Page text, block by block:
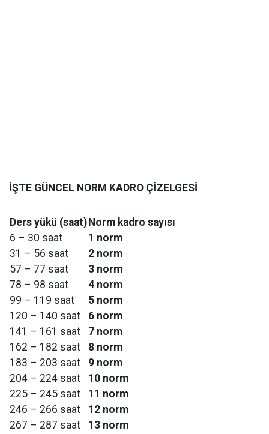
İŞTE GÜNCEL NORM KADRO ÇİZELGESİ
Ders yükü (saat) Norm kadro sayısı
6 – 30 saat
1 norm
31 – 56 saat
2 norm
57 – 77 saat
3 norm
78 – 98 saat
4 norm
99 – 119 saat
5 norm
120 – 140 saat
6 norm
141 – 161 saat
7 norm
162 – 182 saat
8 norm
183 – 203 saat
9 norm
204 – 224 saat
10 norm
225 – 245 saat
11 norm
246 – 266 saat
12 norm
267 – 287 saat
13 norm